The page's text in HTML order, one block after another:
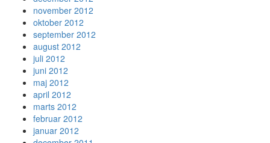
november 2012
oktober 2012
september 2012
august 2012
juli 2012
juni 2012
maj 2012
april 2012
marts 2012
februar 2012
januar 2012